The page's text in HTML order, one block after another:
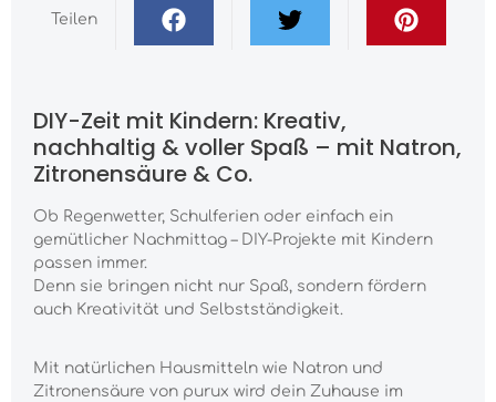
Teilen
DIY-Zeit mit Kindern: Kreativ,
nachhaltig & voller Spaß – mit Natron,
Zitronensäure & Co.
Ob Regenwetter, Schulferien oder einfach ein
gemütlicher Nachmittag – DIY-Projekte mit Kindern
passen immer.
Denn sie bringen nicht nur Spaß, sondern fördern
auch Kreativität und Selbstständigkeit.
Mit natürlichen Hausmitteln wie Natron und
Zitronensäure von purux wird dein Zuhause im